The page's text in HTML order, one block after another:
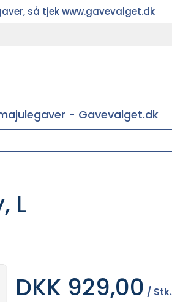
så tjek www.gavevalget.dk
- Gavevalget.dk
L
DKK 929,00 / Stk.